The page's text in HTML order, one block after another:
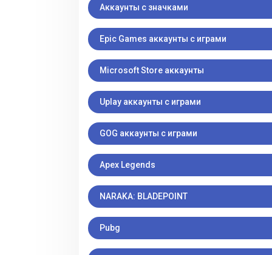
Аккаунты с значками
Epic Games аккаунты с играми
Microsoft Store аккаунты
Uplay аккаунты с играми
GOG аккаунты с играми
Apex Legends
NARAKA: BLADEPOINT
Pubg